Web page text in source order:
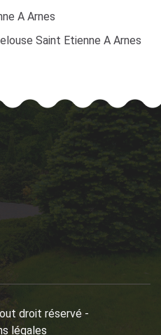
A Arnes
Saint Etienne A Arnes
droit réservé -
légales